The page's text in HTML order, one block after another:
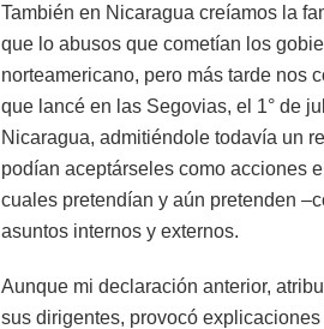
También en Nicaragua creíamos la
que lo abusos que cometían los
norteamericano, pero más tarde nos
que lancé en las Segovias, el 1° de
Nicaragua, admitiéndole todavía un
podían aceptárseles como acciones
cuales pretendían y aún pretenden
asuntos internos y externos.
Aunque mi declaración anterior,
sus dirigentes, provocó